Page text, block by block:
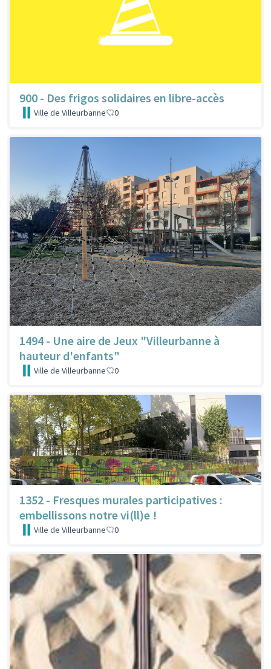
900 - Des frigos solidaires en libre-accès
Ville de Villeurbanne 0
1494 - Une aire de Jeux "Villeurbanne à
hauteur d'enfants"
Ville de Villeurbanne 0
1352 - Fresques murales participatives :
embellissons notre vi(ll)e !
Ville de Villeurbanne 0